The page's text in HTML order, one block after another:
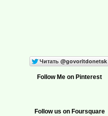
Follow Me on Pinterest
Follow us on Foursquare